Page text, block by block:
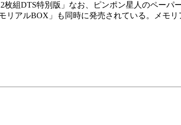
組DTS特別版」なお、ピンポン星人のペーパ
リアルBOX」も同時に発売されている。メモ